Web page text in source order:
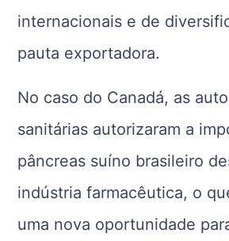
internacionais e de
pauta exportadora.
No caso do Canadá, as
sanitárias autorizaram a
pâncreas suíno brasileiro
indústria farmacêutica, o
uma nova oportunidade